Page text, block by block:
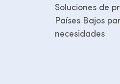
Soluciones de
Países Bajos
necesidades